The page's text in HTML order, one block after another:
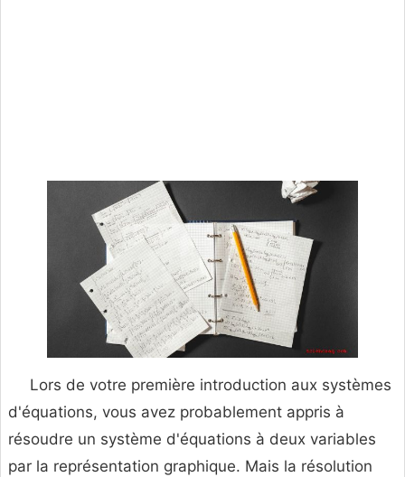
Lors de votre première introduction aux systèmes
d'équations, vous avez probablement appris à
résoudre un système d'équations à deux variables
par la représentation graphique. Mais la résolution